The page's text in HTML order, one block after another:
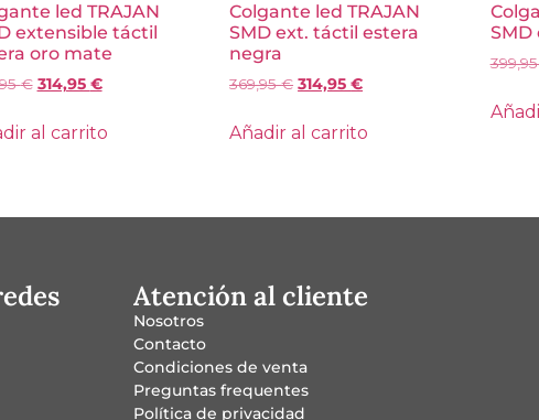
led TRAJAN
extensible táctil
oro mate
€ 314,95 €
al carrito
Colgante led TRAJAN
SMD ext. táctil estera
negra
369,95€ 314,95€
Añadir al carrito
Atención al cliente
Nosotros
Contacto
Condiciones de venta
Preguntas frequentes
Política de privacidad